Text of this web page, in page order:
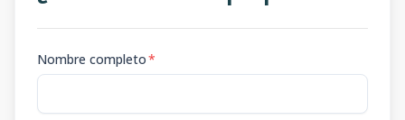
Nombre completo*